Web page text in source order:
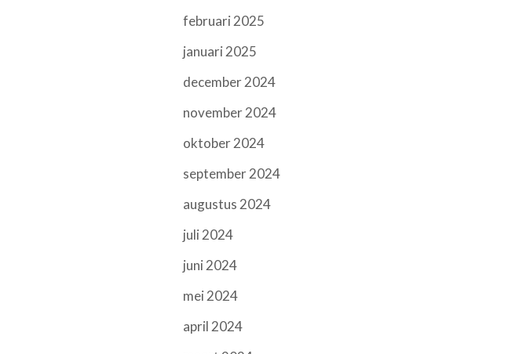
februari 2025
januari 2025
december 2024
november 2024
oktober 2024
september 2024
augustus 2024
juli 2024
juni 2024
mei 2024
april 2024